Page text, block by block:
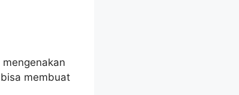
membuat